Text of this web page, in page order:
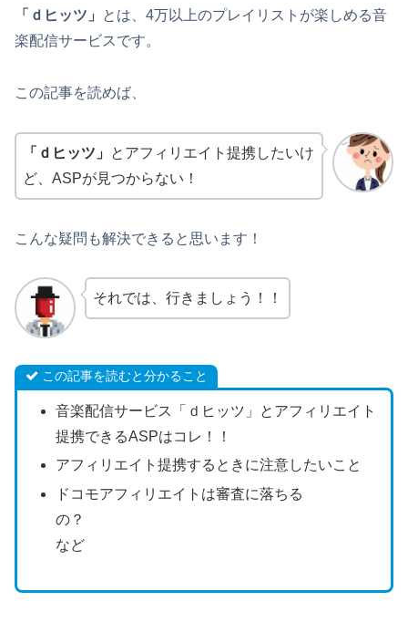
「ｄヒッツ」
とは、4万以上のプレイリストが楽しめる音
楽配信サービスです。
この記事を読めば、
「ｄヒッツ」
とアフィリエイト提携したいけ
ど、ASPが見つからない！
こんな疑問も解決できると思います！
それでは、行きましょう！！
この記事を読むと分かること
音楽配信サービス「ｄヒッツ」とアフィリエイト
提携できるASPはコレ！！
アフィリエイト提携するときに注意したいこと
ドコモアフィリエイトは審査に落ちる
の？
など